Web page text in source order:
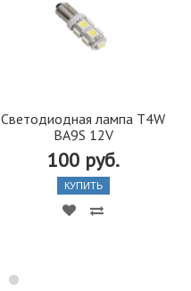
Светодиодная лампа T4W
BA9S 12V
100 руб.
КУПИТЬ